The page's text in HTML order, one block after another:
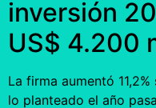
inversión
US$ 4.200
La firma aumentó
lo planteado el año